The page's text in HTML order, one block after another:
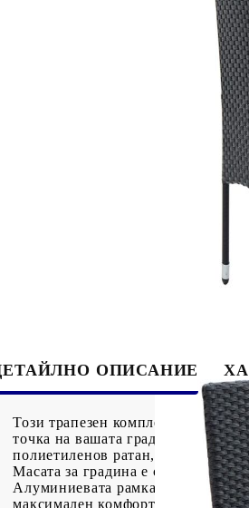
ОПИСАНИЕ
Този трапезен комплект за
точка на вашата градина, тераса
полиетиленов ратан, прави
Масата за градина е със стъклен
Алуминиевата рамка също
максимален комфорт по време на